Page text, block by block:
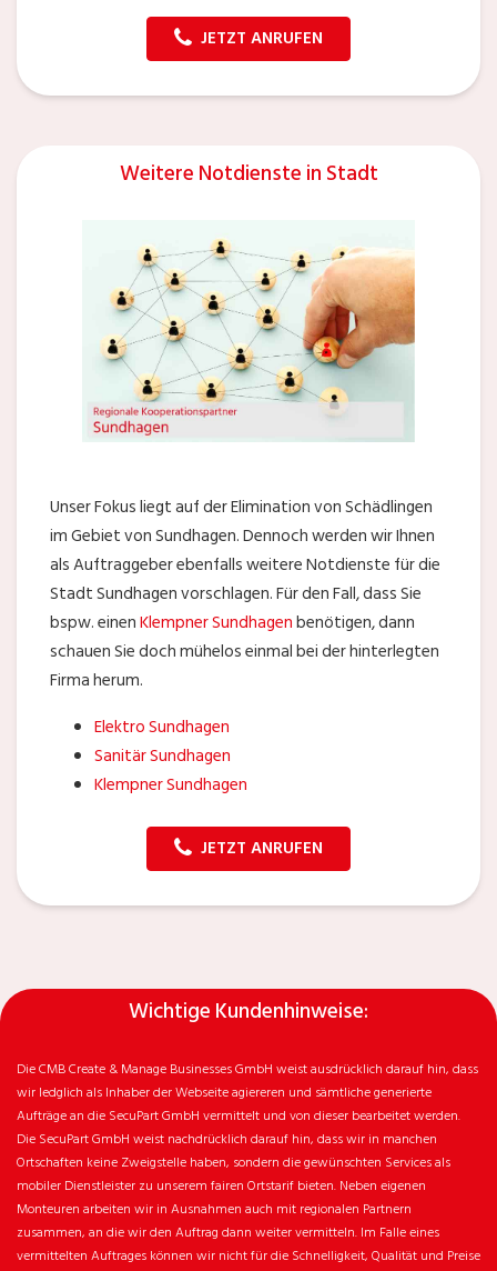
JETZT ANRUFEN
Weitere Notdienste in Stadt
Unser Fokus liegt auf der Elimination von Schädlingen
im Gebiet von Sundhagen. Dennoch werden wir Ihnen
als Auftraggeber ebenfalls weitere Notdienste für die
Stadt Sundhagen vorschlagen. Für den Fall, dass Sie
bspw. einenKlempner Sundhagenbenötigen, dann
schauen Sie doch mühelos einmal bei der hinterlegten
Firma herum.
Elektro Sundhagen
Sanitär Sundhagen
Klempner Sundhagen
JETZT ANRUFEN
Wichtige Kundenhinweise:
Die CMB Create & Manage Businesses GmbH weist ausdrücklich darauf hin, dass
wir ledglich als Inhaber der Webseite agiereren und sämtliche generierte
Aufträge an die SecuPart GmbH vermittelt und von dieser bearbeitet werden.
Die SecuPart GmbH weist nachdrücklich darauf hin, dass wir in manchen
Ortschaften keine Zweigstelle haben, sondern die gewünschten Services als
mobiler Dienstleister zu unserem fairen Ortstarif bieten. Neben eigenen
Monteuren arbeiten wir in Ausnahmen auch mit regionalen Partnern
zusammen, an die wir den Auftrag dann weiter vermitteln. Im Falle eines
vermittelten Auftrages können wir nicht für die Schnelligkeit, Qualität und Preise